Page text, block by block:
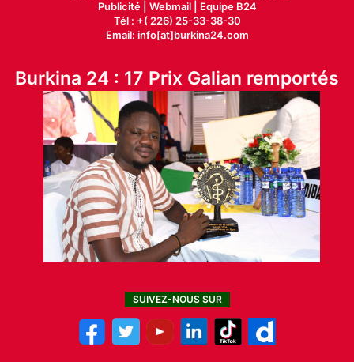
Publicité| Webmail |
Equipe B24
Tél : +( 226) 25-33-38-30
Email: info[at]burkina24.com
Burkina 24 : 17 Prix Galian remportés
SUIVEZ-NOUS SUR